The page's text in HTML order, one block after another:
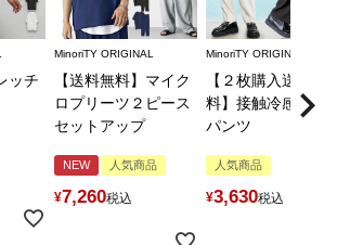
ッチ
MinoriTY ORIGINAL
【送料無料】マイク
ロプリーツ２ピース
セットアップ
NEW 人気商品
¥7,260税込
MinoriTY ORIGINAL
【２枚購入送料無
料】接触冷感とろ
パンツ
人気商品
¥3,630税込